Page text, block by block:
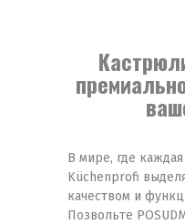
В мире, где
Küchenprofi
качеством и
Позвольте